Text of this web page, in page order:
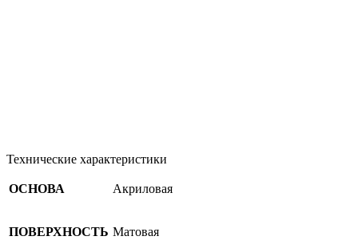
Технические характеристики
ОСНОВА Акриловая
ПОВЕРХНОСТЬ Матовая